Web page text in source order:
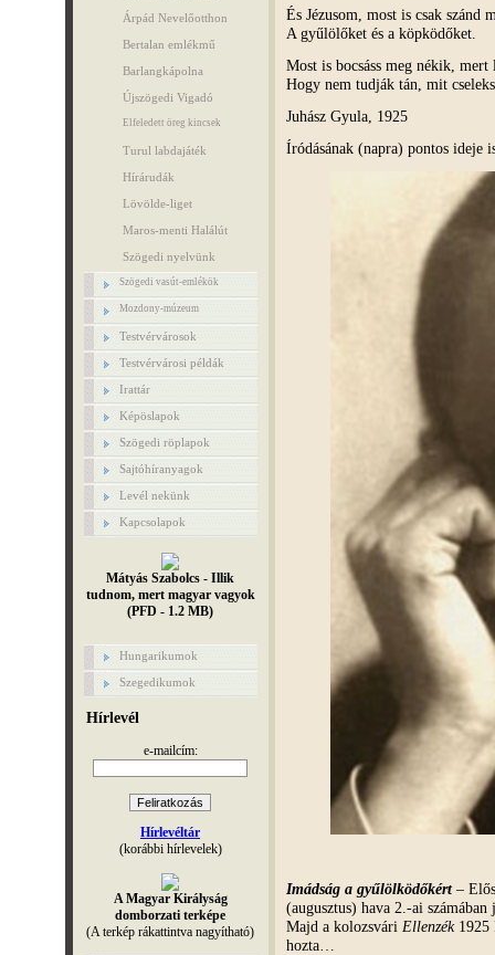
Árpád Nevelőotthon
Bertalan emlékmű
Barlangkápolna
Újszögedi Vigadó
Elfeledett öreg kincsek
Turul labdajáték
Hírárudák
Lövölde-liget
Maros-menti Halálút
Szögedi nyelvünk
Szögedi vasút-emlékök
Mozdony-múzeum
Testvérvárosok
Testvérvárosi példák
Irattár
Képöslapok
Szögedi röplapok
Sajtóhíranyagok
Levél nekünk
Kapcsolapok
Mátyás Szabolcs - Illik
tudnom, mert magyar vagyok
(PFD - 1.2 MB)
Hungarikumok
Szegedikumok
Hírlevél
e-mailcím:
Hírlevéltár
(korábbi hírlevelek)
A Magyar Királyság
domborzati terképe
(A terkép rákattintva nagyítható)
És Jézusom, most is csak szánd
A gyűlölőket és a köpködőket.
Most is bocsáss meg nékik, mert
Hogy nem tudják tán, mit
Juhász Gyula, 1925
Íródásának (napra) pontos ideje
Imádság a gyűlölködőkért –
(augusztus) hava 2.-ai
Majd a kolozsvári Ellenzék1925
hozta…